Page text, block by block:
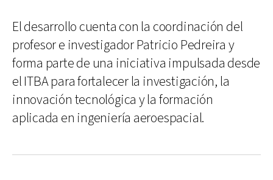
El desarrollo cuenta con la coordinación del
profesor e investigador Patricio Pedreira y
forma parte de una iniciativa impulsada desde
el ITBA para fortalecer la investigación, la
innovación tecnológica y la formación
aplicada en ingeniería aeroespacial.